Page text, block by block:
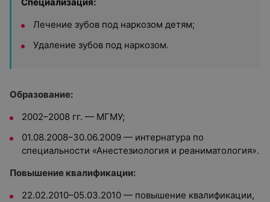
Лечение зубов под наркозом детям;
Удаление зубов под наркозом.
Образование:
2002–2008 гг. — МГМУ;
01.08.2008–30.06.2009 — интернатура по
специальности «Анестезиология и реаниматология».
Повышение квалификации:
22.02.2010–05.03.2010 — повышение квалификации,